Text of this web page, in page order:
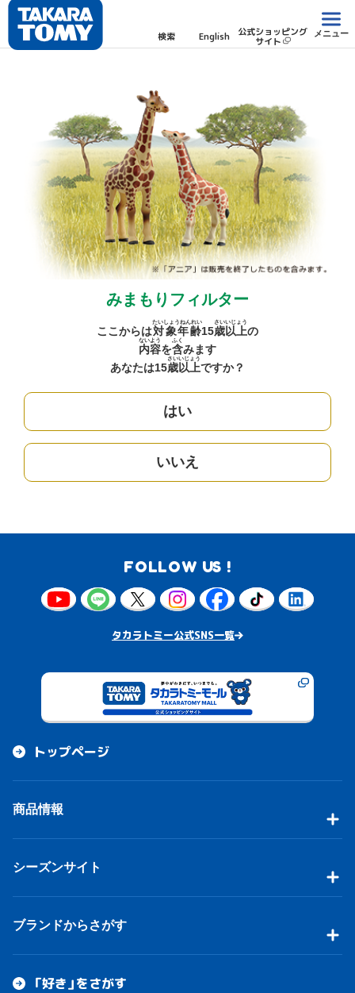
検索 English 公式ショッピング
サイト
メニュー
みまもりフィルター
ここからは対象年齢
たいしょうねんれい
15歳
さい
以上
いじょう
の
内容
ないよう
を含
ふく
みます
あなたは15歳
さい
以上
いじょう
ですか？
はい
いいえ
FOLLOW US !
タカラトミー公式SNS一覧
トップページ
商品情報
シーズンサイト
ブランドからさがす
「好き」をさがす